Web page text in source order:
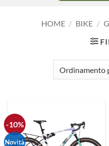
HOME / BIKE /
-10%
Novità